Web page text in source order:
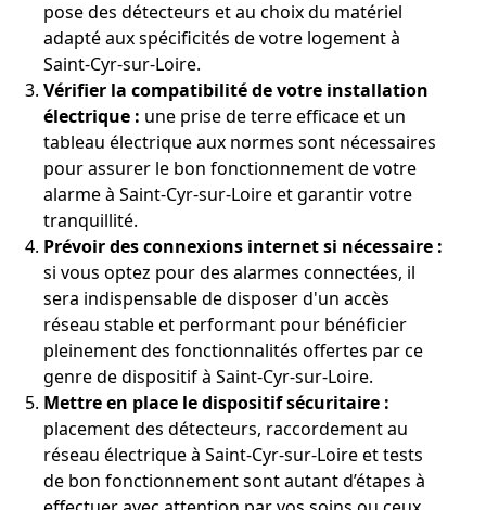
pose des détecteurs et au choix du matériel
adapté aux spécificités de votre logement à
Saint-Cyr-sur-Loire.
Vérifier la compatibilité de votre installation
électrique : une prise de terre efficace et un
tableau électrique aux normes sont nécessaires
pour assurer le bon fonctionnement de votre
alarme à Saint-Cyr-sur-Loire et garantir votre
tranquillité.
Prévoir des connexions internet si nécessaire :
si vous optez pour des alarmes connectées, il
sera indispensable de disposer d'un accès
réseau stable et performant pour bénéficier
pleinement des fonctionnalités offertes par ce
genre de dispositif à Saint-Cyr-sur-Loire.
Mettre en place le dispositif sécuritaire :
placement des détecteurs, raccordement au
réseau électrique à Saint-Cyr-sur-Loire et tests
de bon fonctionnement sont autant d’étapes à